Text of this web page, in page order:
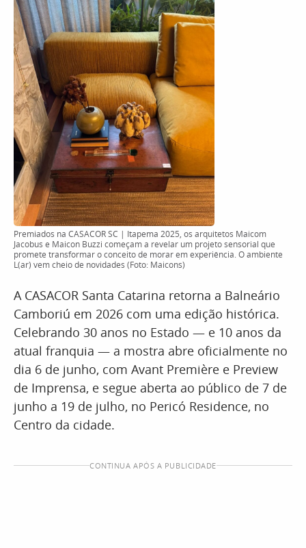
Premiados na CASACOR SC | Itapema 2025, os arquitetos Maicom
Jacobus e Maicon Buzzi começam a revelar um projeto sensorial que
promete transformar o conceito de morar em experiência. O ambiente
L(ar) vem cheio de novidades (Foto: Maicons)
A CASACOR Santa Catarina retorna a Balneário
Camboriú em 2026 com uma edição histórica.
Celebrando 30 anos no Estado — e 10 anos da
atual franquia — a mostra abre oficialmente no
dia 6 de junho, com Avant Première e Preview
de Imprensa, e segue aberta ao público de 7 de
junho a 19 de julho, no Pericó Residence, no
Centro da cidade.
CONTINUA APÓS A PUBLICIDADE